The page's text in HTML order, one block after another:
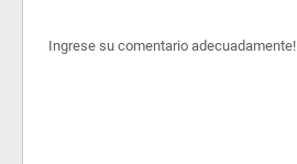
Ingrese su comentario adecuadamente!